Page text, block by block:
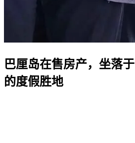
巴厘岛在售房产，坐落于
的度假胜地